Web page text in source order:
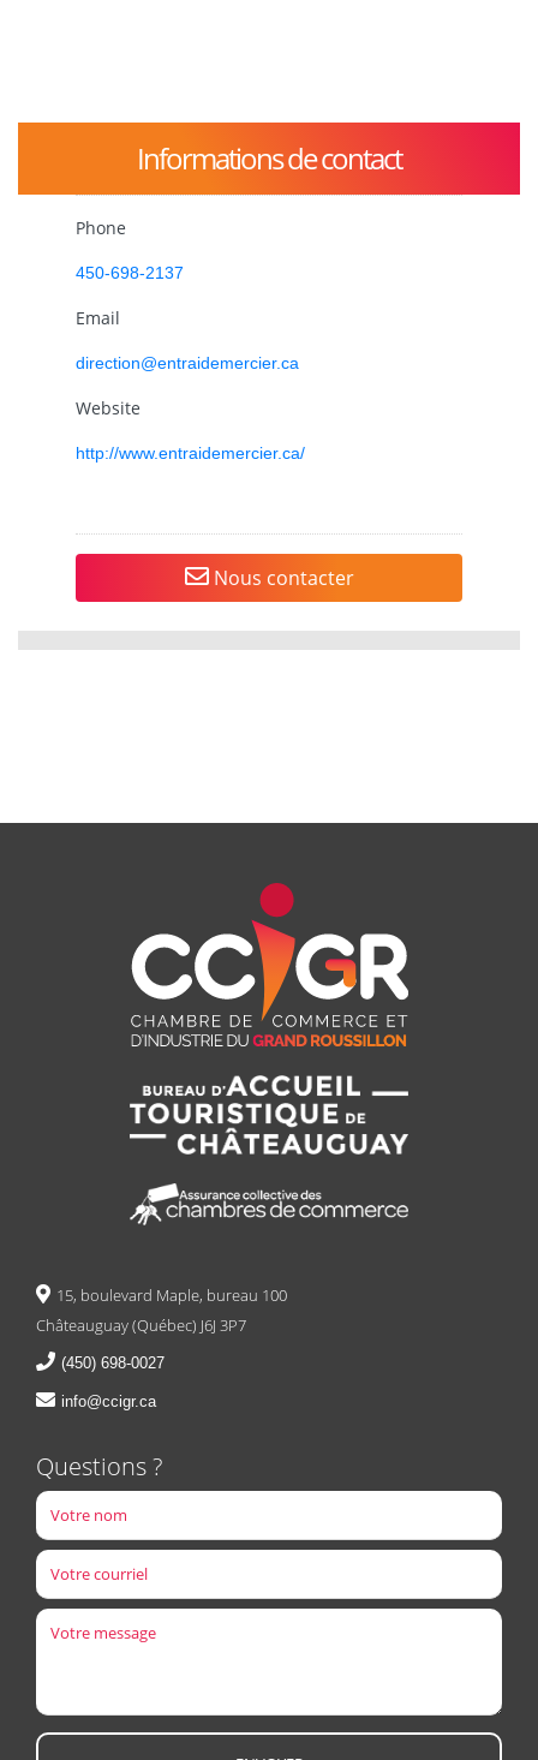
Informations de contact
Phone
450-698-2137
Email
direction@entraidemercier.ca
Website
http://www.entraidemercier.ca/
Nous contacter
15, boulevard Maple, bureau 100
Châteauguay (Québec) J6J 3P7
(450) 698-0027
info@ccigr.ca
Questions ?